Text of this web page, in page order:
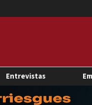
Entrevistas